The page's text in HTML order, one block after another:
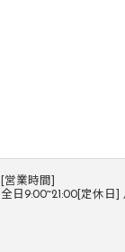
[営業時間]
全日9:00~21:00[定休日]